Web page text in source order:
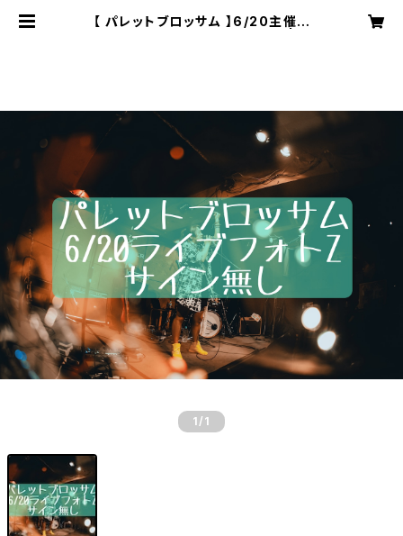
【 パレットブロッサム 】6/20主催イ
1 /1